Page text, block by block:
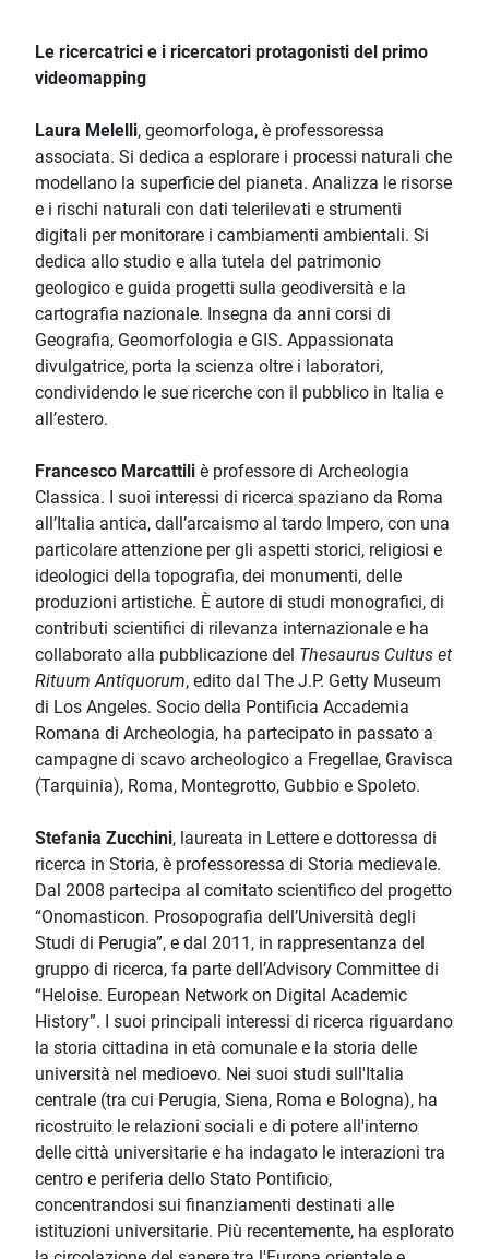
Le ricercatrici e i ricercatori protagonisti del primo
videomapping
Laura Melelli, geomorfologa, è professoressa
associata. Si dedica a esplorare i processi naturali che
modellano la superficie del pianeta. Analizza le risorse
e i rischi naturali con dati telerilevati e strumenti
digitali per monitorare i cambiamenti ambientali. Si
dedica allo studio e alla tutela del patrimonio
geologico e guida progetti sulla geodiversità e la
cartografia nazionale. Insegna da anni corsi di
Geografia, Geomorfologia e GIS. Appassionata
divulgatrice, porta la scienza oltre i laboratori,
condividendo le sue ricerche con il pubblico in Italia e
all’estero.
Francesco Marcattili è professore di Archeologia
Classica. I suoi interessi di ricerca spaziano da Roma
all’Italia antica, dall’arcaismo al tardo Impero, con una
particolare attenzione per gli aspetti storici, religiosi e
ideologici della topografia, dei monumenti, delle
produzioni artistiche. È autore di studi monografici, di
contributi scientifici di rilevanza internazionale e ha
collaborato alla pubblicazione del Thesaurus Cultus et
Rituum Antiquorum, edito dal The J.P. Getty Museum
di Los Angeles. Socio della Pontificia Accademia
Romana di Archeologia, ha partecipato in passato a
campagne di scavo archeologico a Fregellae, Gravisca
(Tarquinia), Roma, Montegrotto, Gubbio e Spoleto.
Stefania Zucchini, laureata in Lettere e dottoressa di
ricerca in Storia, è professoressa di Storia medievale.
Dal 2008 partecipa al comitato scientifico del progetto
“Onomasticon. Prosopografia dell’Università degli
Studi di Perugia”, e dal 2011, in rappresentanza del
gruppo di ricerca, fa parte dell’Advisory Committee di
“Heloise. European Network on Digital Academic
History”. I suoi principali interessi di ricerca riguardano
la storia cittadina in età comunale e la storia delle
università nel medioevo. Nei suoi studi sull'Italia
centrale (tra cui Perugia, Siena, Roma e Bologna), ha
ricostruito le relazioni sociali e di potere all'interno
delle città universitarie e ha indagato le interazioni tra
centro e periferia dello Stato Pontificio,
concentrandosi sui finanziamenti destinati alle
istituzioni universitarie. Più recentemente, ha esplorato